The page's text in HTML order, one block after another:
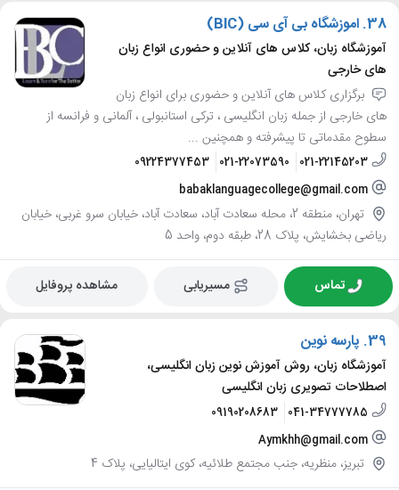
38. اموزشگاه بی آی سی (BlC)
آموزشگاه زبان، کلاس های آنلاین و حضوری انواع زبان
های خارجی
برگزاری کلاس های آنلاین و حضوری برای انواع زبان
های خارجی از جمله زبان انگلیسی ، ترکی استانبولی ، آلمانی و فرانسه از
سطوح مقدماتی تا پیشرفته و همچنین ...
021-22145203
021-22073590
09224377453
babaklanguagecollege@gmail.com
تهران، منطقه 2، محله سعادت آباد، سعادت آباد، خیابان سرو غربی، خیابان
ریاضی بخشایش، پلاک 28، طبقه دوم، واحد 5
تماس مسیریابی مشاهده پروفایل
39. پارسه نوین
آموزشگاه زبان، روش آموزش نوین زبان انگلیسی،
اصطلاحات تصویری زبان انگلیسی
041-34777785
09190208683
Aymkhh@gmail.com
تبریز، منظریه، جنب مجتمع طلائیه، کوی ایتالیایی، پلاک 4